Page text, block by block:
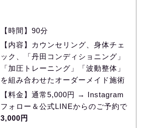
【時間】90分
【内容】カウンセリング、身体チェ
ック、「丹田コンディショニング」
「加圧トレーニング」「波動整体」
を組み合わせたオーダーメイド施術
【料金】通常5,000円 → Instagram
フォロー＆公式LINEからのご予約で
3,000円